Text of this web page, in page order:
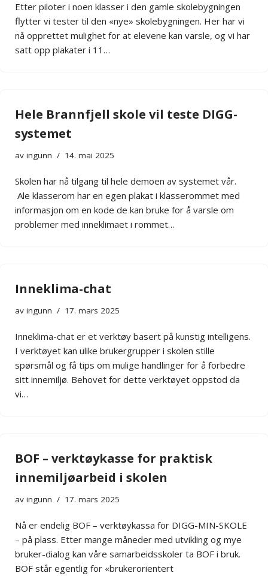
Etter piloter i noen klasser i den gamle skolebygningen
flytter vi tester til den «nye» skolebygningen. Her har vi
nå opprettet mulighet for at elevene kan varsle, og vi har
satt opp plakater i 11…
Hele Brannfjell skole vil teste DIGG-
systemet
av ingunn 14. mai 2025
Skolen har nå tilgang til hele demoen av systemet vår.
Ale klasserom har en egen plakat i klasserommet med
informasjon om en kode de kan bruke for å varsle om
problemer med inneklimaet i rommet…
Inneklima-chat
av ingunn 17. mars 2025
Inneklima-chat er et verktøy basert på kunstig intelligens.
I verktøyet kan ulike brukergrupper i skolen stille
spørsmål og få tips om mulige handlinger for å forbedre
sitt innemiljø. Behovet for dette verktøyet oppstod da
vi…
BOF – verktøykasse for praktisk
innemiljøarbeid i skolen
av ingunn 17. mars 2025
Nå er endelig BOF – verktøykassa for DIGG-MIN-SKOLE
– på plass. Etter mange måneder med utvikling og mye
bruker-dialog kan våre samarbeidsskoler ta BOF i bruk.
BOF står egentlig for «brukerorientert